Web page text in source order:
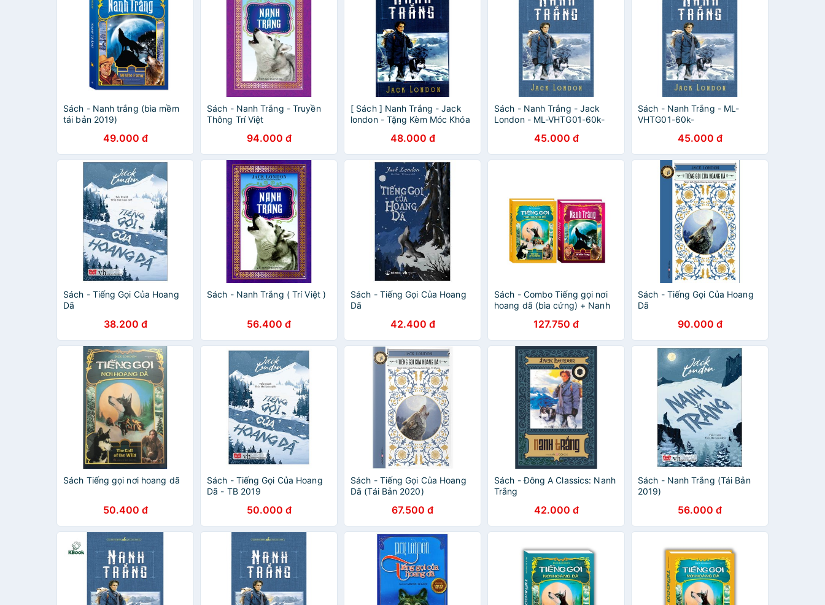
Sách - Nanh trắng (bìa mềm
tái bản 2019)
49.000 đ
Sách - Nanh Trắng - Truyền
Thông Trí Việt
94.000 đ
[ Sách ] Nanh Trắng - Jack
london - Tặng Kèm Móc Khóa
48.000 đ
Sách - Nanh Trắng - Jack
London - ML-VHTG01-60k-
45.000 đ
Sách - Nanh Trắng - ML-
VHTG01-60k-
45.000 đ
Sách - Tiếng Gọi Của Hoang
Dã
38.200 đ
Sách - Nanh Trắng ( Trí Việt )
56.400 đ
Sách - Tiếng Gọi Của Hoang
Dã
42.400 đ
Sách - Combo Tiếng gọi nơi
hoang dã (bìa cứng) + Nanh
127.750 đ
Sách - Tiếng Gọi Của Hoang
Dã
90.000 đ
Sách Tiếng gọi nơi hoang dã
50.400 đ
Sách - Tiếng Gọi Của Hoang
Dã - TB 2019
50.000 đ
Sách - Tiếng Gọi Của Hoang
Dã (Tái Bản 2020)
67.500 đ
Sách - Đông A Classics: Nanh
Trắng
42.000 đ
Sách - Nanh Trắng (Tái Bản
2019)
56.000 đ